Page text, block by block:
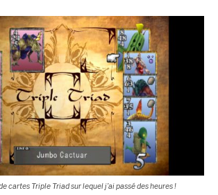
cartes Triple Triad sur lequel j’ai passé des heures !